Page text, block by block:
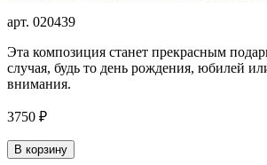
арт. 020439
Эта композиция станет прекрасным
случая, будь то день рождения, юбилей
внимания.
3750 ₽
В корзину